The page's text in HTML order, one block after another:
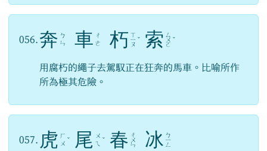
056. 奔 ㄅ
ㄣ
車 ㄔ
ㄜ
朽 ㄒ
ㄧ
ㄡ
ˇ 索 ㄙ
ㄨ
ㄛ
ˇ
用腐朽的繩子去駕馭正在狂奔的馬車。比喻所作
所為極其危險。
057. 虎 ㄏ
ㄨ ˇ 尾 ㄨ
ㄟ ˇ 春 ㄔ
ㄨ
ㄣ 冰 ㄅ
ㄧ
ㄥ